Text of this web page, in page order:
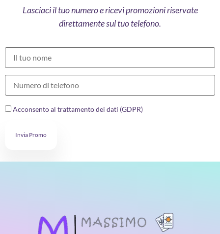
Lasciaci il tuo numero e ricevi promozioni riservate
direttamente sul tuo telefono.
Acconsento al trattamento dei dati (GDPR)
Invia Promo